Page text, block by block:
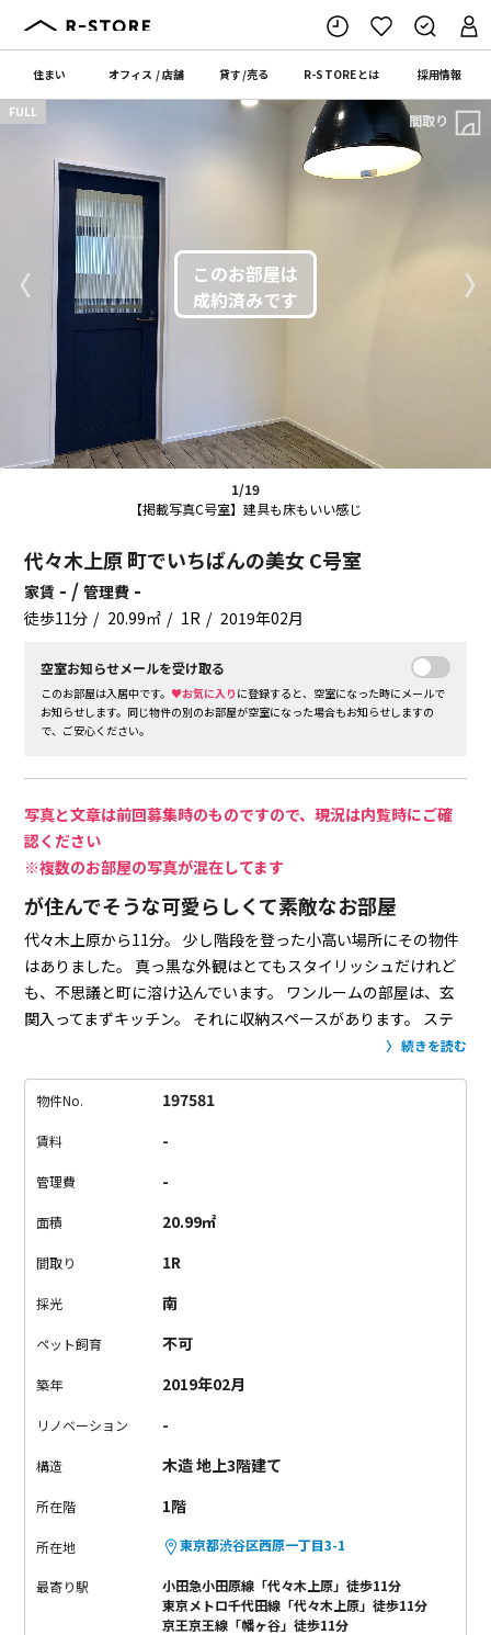
住まい オフィス /店舗 貸す/売る R-STOREとは 採用情報
1/19
【掲載写真C号室】建具も床もいい感じ
〈 〉
FULL 間取り
代々木上原 町でいちばんの美女 C号室
家賃 - /管理費 -
徒歩11分 20.99㎡ 1R 2019年02月
空室お知らせメールを受け取る
このお部屋は入居中です。♥お気に入り に登録すると、空室になった時にメールで
お知らせします。同じ物件の別のお部屋が空室になった場合もお知らせしますの
で、ご安心ください。
写真と文章は前回募集時のものですので、現況は内覧時にご確
認ください
※複数のお部屋の写真が混在してます
が住んでそうな可愛らしくて素敵なお部屋
代々木上原から11分。 少し階段を登った小高い場所にその物件
はありました。 真っ黒な外観はとてもスタイリッシュだけれど
も、不思議と町に溶け込んでいます。
ワンルームの部屋は、玄
関入ってまずキッチン。
それに収納スペースがあります。
ステ
空間が限られて胃い
なりそうです。
そして、いちばん奥に水周り。
ースに仕上がっております。
ところがいいポイント。
けどどこか気品を感じるちゃんとした感じが、この物件にはあ
りました。
まるで、すれ違う人が自然と振り向いてしまうよう
続きを読む
物件No. 197581
賃料 -
管理費 -
面積 20.99㎡
間取り 1R
採光 南
ペット飼育 不可
築年 2019年02月
リノベーション -
構造 木造 地上3階建て
所在階 1階
所在地 東京都渋谷区西原一丁目3-1
最寄り駅
小田急小田原線「代々木上原」徒歩11分
東京メトロ千代田線「代々木上原」徒歩11分
京王京王線「幡ヶ谷」徒歩11分